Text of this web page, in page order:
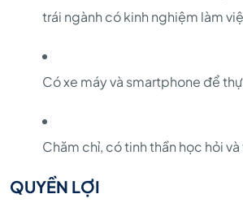
trái ngành có kinh nghiệm làm
Có xe máy và smartphone để
Chăm chỉ, có tinh thần học hỏi
QUYỀN LỢI